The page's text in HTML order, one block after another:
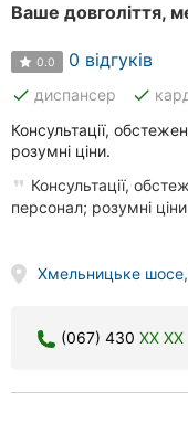
Ваше довголіття,
0.0 0 відгуків
done диспансер done
Консультації,
розумні ціни.
Консультації,
персонал; розумні
Хмельницьке
(067) 430 XX XX